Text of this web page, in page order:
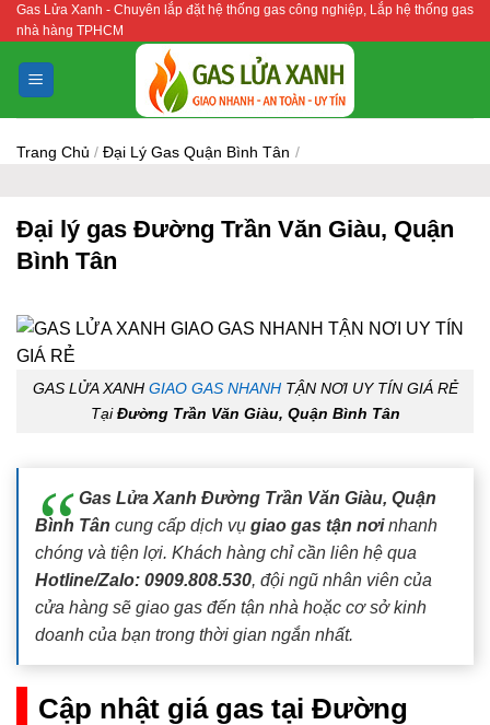
Bỏ
qua
nội
dung
Gas Lửa Xanh - Chuyên lắp đặt hệ thống gas công nghiệp, Lắp hệ thống gas
nhà hàng TPHCM
Trang Chủ / Đại Lý Gas Quận Bình Tân /
Đại lý gas Đường Trần Văn Giàu, Quận
Bình Tân
GAS LỬA XANH GIAO GAS NHANHTẬN NƠI UY TÍN GIÁ RẺ
TạiĐường Trần Văn Giàu, Quận Bình Tân
Gas Lửa Xanh Đường Trần Văn Giàu, Quận
Bình Tân cung cấp dịch vụ giao gas tận nơinhanh
chóng và tiện lợi. Khách hàng chỉ cần liên hệ qua
Hotline/Zalo: 0909.808.530, đội ngũ nhân viên của
cửa hàng sẽ giao gas đến tận nhà hoặc cơ sở kinh
doanh của bạn trong thời gian ngắn nhất.
Cập nhật giá gas tại Đường